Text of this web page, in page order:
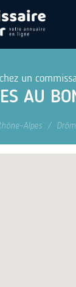
un
AU
Alpes